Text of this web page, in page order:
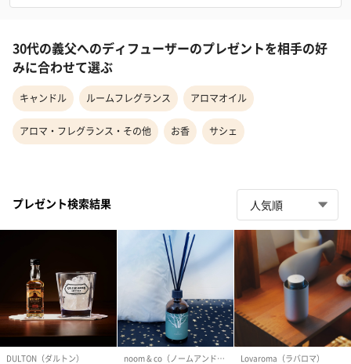
30代の義父へのディフューザーのプレゼントを相手の好
みに合わせて選ぶ
キャンドル ルームフレグランス アロマオイル
アロマ・フレグランス・その他 お香 サシェ
プレゼント検索結果